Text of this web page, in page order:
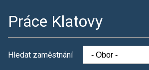
Práce Klatovy
Hledat zaměstnání